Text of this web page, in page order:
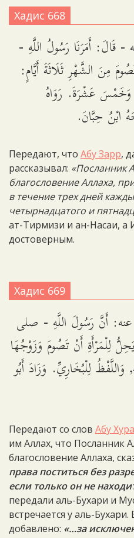
Хадис 668
قَالَ: أَمَرَنَا رَسُولُ اللَّهِ -
مِنَ الشَّهْرِ ثَلَاثَةَ أَيَّامٍ:
عَشْرَةَ. رَوَاهُ
ابْنُ حِبَّانَ.
Передают, что Абу Зарр,
рассказывал: «Посланник
благословение Аллаха,
в течение трех дней
четырнадцатого и
ат-Тирмизи и ан-Насаи, а
достоверным.
Хадис 669
أَنَّ رَسُولَ اللَّهِ - صلى
لِلْمَرْأَةِ أَنْ تَصُومَ وَزَوْجُهَا
لِلْبُخَارِيِّ. وَزَادَ أَبُو
Передают со слов Абу
им Аллах, что Посланник
благословение Аллаха,
права поститься без
если только он не
передали аль-Бухари и
встречается у аль-
добавлено: «…за